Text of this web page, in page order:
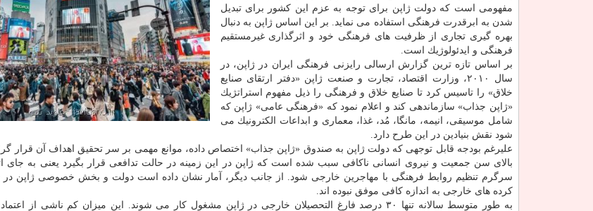
مفهومی است كه دولت ژاپن برای توجه به عزم این كشور برای تبدیل
شدن به ابرقدرت فرهنگی استفاده می نماید. بر این اساس ژاپن به دنبال
بهره گیری تجاری از ظرفیت های فرهنگی خود و اثرگذاری غیرمستقیم
فرهنگی و ایدئولوژیك است.
بر اساس تازه ترین گزارش ارسالی رایزنی فرهنگی ایران در ژاپن، در
سال ۲۰۱۰، وزارت اقتصاد، تجارت و صنعت ژاپن «دفتر ارتقای صنایع
خلاق» را تاسیس كرد تا صنایع خلاق و فرهنگی را ذیل مفهوم استراتژیك
«ژاپن جذاب» سازماندهی كند و اعلام نمود كه «فرهنگی عامی» ژاپن كه
شامل موسیقی، انیمه، مانگا، مُد، غذا، معماری و ابداعات الكترونیك می
شود نقش بنیادین در این طرح دارد.
علیرغم بودجه قابل توجهی كه دولت ژاپن به صندوق «ژاپن جذاب» اختصاص داده، موانع مهمی بر سر تحقیق اهداف آن قرار
بالای سن جمعیت و نیروی انسانی ناكافی سبب شده است كه ژاپن در این زمینه در حالت تدافعی قرار بگیرد یعنی به جای
سرگرم تنظیم روابط فرهنگی با مهاجرین خارجی شود. از جانب دیگر، آمار نشان داده است دولت و بخش خصوصی ژاپن در
كرده های خارجی به اندازه كافی موفق نبوده اند.
به طور متوسط سالانه تنها ۳۰ درصد فارغ التحصیلان خارجی در ژاپن مشغول كار می شوند. این میزان كم ناشی از